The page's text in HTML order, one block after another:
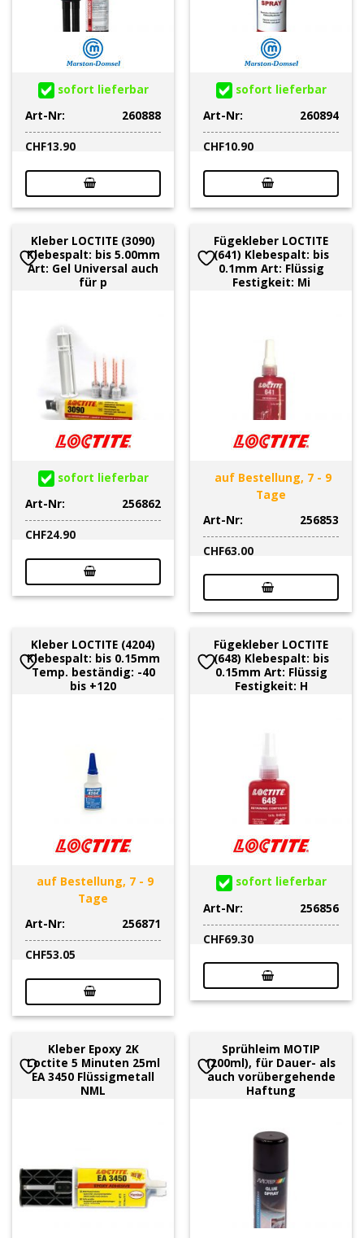
sofort lieferbar
Art-Nr:
260888
CHF13.90
sofort lieferbar
Art-Nr:
260894
CHF10.90
Kleber LOCTITE (3090)
Klebespalt: bis 5.00mm
Art: Gel Universal auch
für p
sofort lieferbar
Art-Nr:
256862
CHF24.90
Fügekleber LOCTITE
(641) Klebespalt: bis
0.1mm Art: Flüssig
Festigkeit: Mi
auf Bestellung, 7 - 9
Tage
Art-Nr:
256853
CHF63.00
Kleber LOCTITE (4204)
Klebespalt: bis 0.15mm
Temp. beständig: -40
bis +120
auf Bestellung, 7 - 9
Tage
Art-Nr:
256871
CHF53.05
Fügekleber LOCTITE
(648) Klebespalt: bis
0.15mm Art: Flüssig
Festigkeit: H
sofort lieferbar
Art-Nr:
256856
CHF69.30
Kleber Epoxy 2K
Loctite 5 Minuten 25ml
EA 3450 Flüssigmetall
NML
Sprühleim MOTIP
(200ml), für Dauer- als
auch vorübergehende
Haftung